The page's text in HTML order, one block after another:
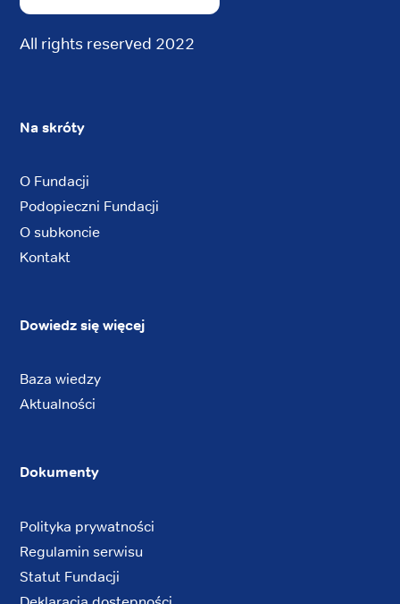
All rights reserved 2022
Na skróty
O Fundacji
Podopieczni Fundacji
O subkoncie
Kontakt
Dowiedz się więcej
Baza wiedzy
Aktualności
Dokumenty
Polityka prywatności
Regulamin serwisu
Statut Fundacji